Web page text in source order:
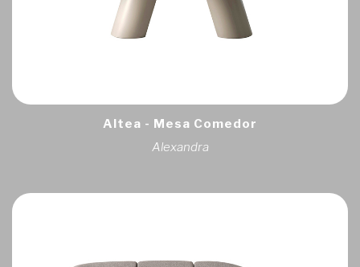
Altea - Mesa Comedor
Alexandra